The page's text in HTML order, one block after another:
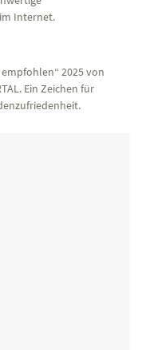
Internet.
2025 von
Ein Zeichen für